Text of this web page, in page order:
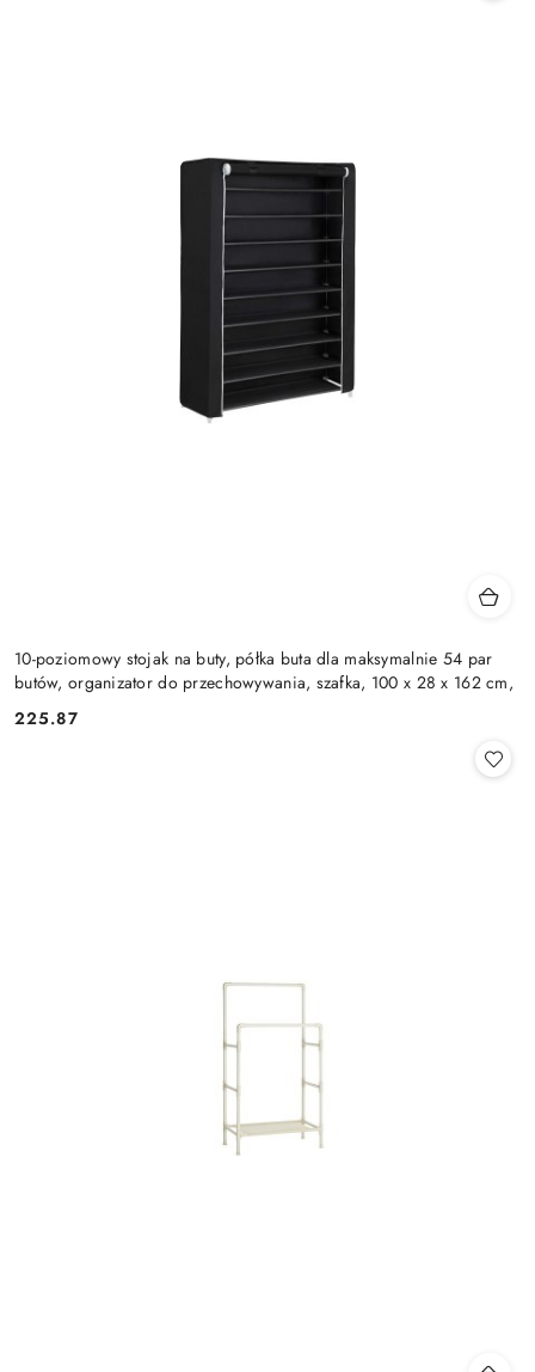
10-poziomowy stojak na buty, półka buta dla maksymalnie 54 par
butów, organizator do przechowywania, szafka, 100 x 28 x 162 cm,
Cena:
225.87